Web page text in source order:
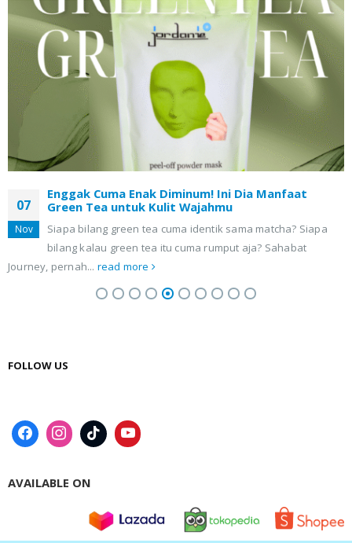
07
Nov
Enggak Cuma Enak Diminum! Ini Dia Manfaat
Green Tea untuk Kulit Wajahmu
Siapa bilang green tea cuma identik sama matcha? Siapa
bilang kalau green tea itu cuma rumput aja? Sahabat
Journey, pernah... read more
FOLLOW US
AVAILABLE ON